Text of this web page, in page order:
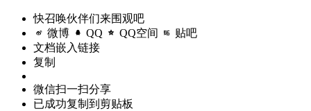
快召唤伙伴们来围观吧
微博 QQ QQ空间 贴吧
文档嵌入链接
复制
微信扫一扫分享
已成功复制到剪贴板